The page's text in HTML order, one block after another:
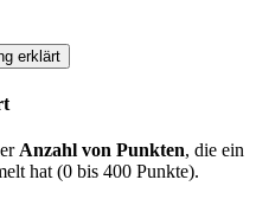
erklärt
Anzahl von Punkten, die ein
hat (0 bis 400 Punkte).